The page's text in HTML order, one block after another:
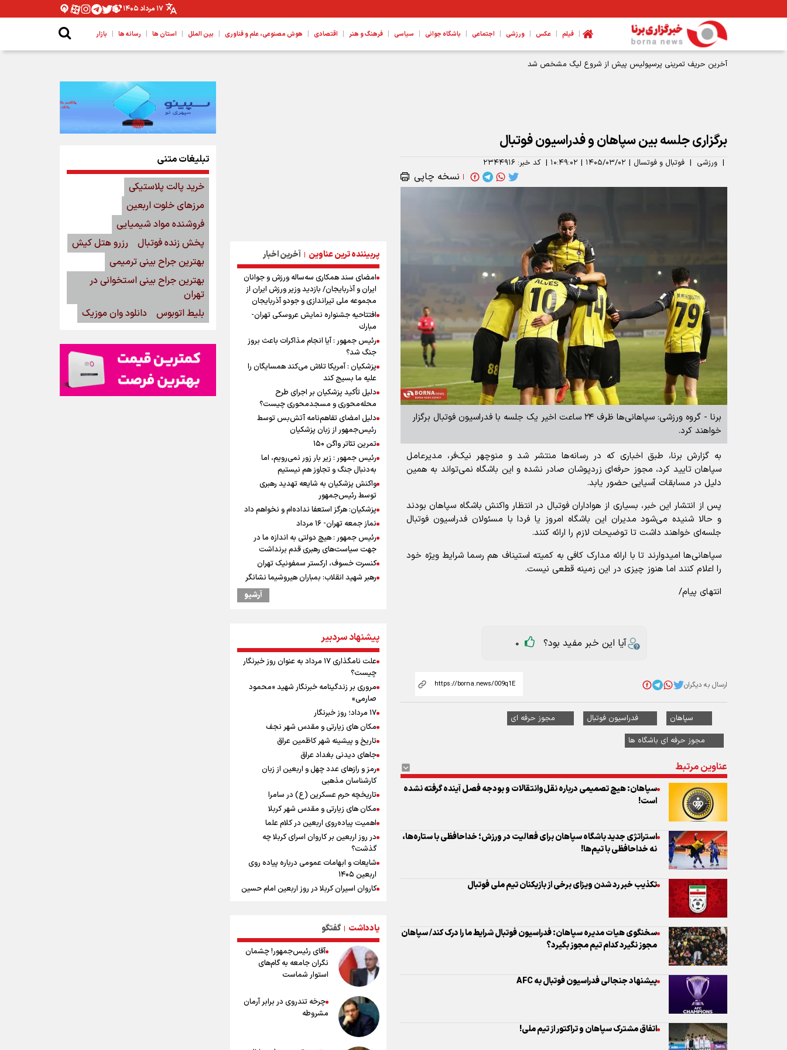
۱۷ مرداد ۱۴۰۵
| فیلم | عکس | ورزشی | اجتماعی | باشگاه جوانی | سیاسی | فرهنگ و هنر | اقتصادی | هوش مصنوعی، علم و فناوری | بین الملل | استان ها | رسانه ها | بازار
آخرین حریف تمرینی پرسپولیس پیش از شروع لیگ مشخص شد
برگزاری جلسه بین سپاهان و فدراسیون فوتبال
| ورزشی | فوتبال و فوتسال | ۱۴۰۵/۰۳/۰۲ | ۱۰:۴۹:۰۲ | کد خبر: ۲۳۴۴۹۱۶
| نسخه چاپی
برنا - گروه ورزشی: سپاهانی‌ها ظرف ۲۴ ساعت اخیر یک جلسه با فدراسیون فوتبال برگزار
خواهند کرد.
به گزارش برنا، طبق اخباری که در رسانه‌ها منتشر شد و منوچهر نیک‌فر، مدیرعامل
سپاهان تایید کرد، مجوز حرفه‌ای زردپوشان صادر نشده و این باشگاه نمی‌تواند به همین
دلیل در مسابقات آسیایی حضور یابد.
پس از انتشار این خبر، بسیاری از هواداران فوتبال در انتظار واکنش باشگاه سپاهان بودند
و حالا شنیده‌ می‌شود مدیران این باشگاه امروز یا فردا با مسئولان فدراسیون فوتبال
جلسه‌ای خواهند داشت تا توضیحات لازم را ارائه کنند.
سپاهانی‌ها امیدوارند تا با ارائه مدارک کافی به کمیته استیناف هم رسما شرایط ویژه خود
را اعلام کنند اما هنوز چیزی در این زمینه قطعی نیست.
انتهای پیام/
آیا این خبر مفید بود؟ 0
ارسال به دیگران
سپاهان فدراسیون فوتبال
مجوز حرفه ای
مجوز حرفه ای باشگاه ها
عناوین مرتبط
سپاهان: هیچ تصمیمی درباره نقل‌وانتقالات و بودجه فصل آینده گرفته نشده
است!
استراتژی جدید باشگاه سپاهان برای فعالیت در ورزش؛ خداحافظی با ستاره‌ها،
نه خداحافظی با تیم‌ها!
تکذیب خبر رد شدن ویزای برخی از بازیکنان تیم ملی فوتبال
سخنگوی هیات مدیره سپاهان: فدراسیون فوتبال شرایط ما را درک کند/ سپاهان
مجوز نگیرد کدام تیم مجوز بگیرد؟
پیشنهاد جنجالی فدراسیون فوتبال به AFC
اتفاق مشترک سپاهان و تراکتور از تیم ملی!
پربیننده ترین عناوین | آخرین اخبار
امضای سند همکاری سه‌ساله ورزش و جوانان
ایران و آذربایجان/ بازدید وزیر ورزش ایران از
مجموعه ملی تیراندازی و جودو آذربایجان
افتتاحیه جشنواره نمايش عروسكى تهران-
مبارك
رئیس جمهور : آیا انجام مذاکرات باعث بروز
جنگ شد؟
پزشکیان : آمریکا تلاش می‌کند همسایگان را
علیه ما بسیج کند
دلیل تأکید پزشکیان بر اجرای طرح
محله‌محوری و مسجدمحوری چیست؟
دلیل امضای تفاهم‌نامه آتش‌بس توسط
رئیس‌جمهور از زبان پزشکیان
تمرین تئاتر واگن ۱۵۰
رئیس جمهور : زیر بار زور نمی‌رویم، اما
به‌دنبال جنگ و تجاوز هم نیستیم
واکنش پزشکیان به شایعه تهدید رهبری
توسط رئیس‌جمهور
پزشکیان: هرگز استعفا نداده‌ام و نخواهم داد
نماز جمعه تهران- ۱۶ مرداد
رئیس جمهور : هیچ دولتی به اندازه ما در
جهت سیاست‌های رهبری قدم برنداشت
کنسرت خسوف، ارکستر سمفونیک تهران
رهبر شهید انقلاب: بمباران هیروشیما نشانگر
ترامپ انگشت تهدید را به سمت سوئیس
پالایشگاه نفت اسلواکی منفجر شد
میان صعود و سقوط
وزیر ورزش و جوانان ایران از مرکز ملی جودوی
جمهوری آذربایجان بازدید کرد
موسی جنپو، بازیکن فصل گذشته استقلال به
پانتولیکوس یونان پیوست
بازدید وزیر ورزش ایران از مجموعه ملی
تیراندازی باکو یکی از مجهزترین مراکز
تیراندازی منطقه
افزایش تعداد قربانیان تیراندازی در مدرسه
تایلندی
ورزشکاران سنگنوردی
یمن، ایستاده در برابر تحریم و تجاوز
کیلوگرم : امیدوارم با خوشرنگ‌ترین مدال‌ها به
ایران برگردیم
آرشیو
پیشنهاد سردبیر
علت نامگذاری ۱۷ مرداد به عنوان روز خبرنگار
چیست؟
مروری بر زندگینامه خبرنگار شهید «محمود
صارمی»
۱۷ مرداد؛ روز خبرنگار
مکان های زیارتی و مقدس شهر نجف
تاریخ و پیشینه شهر کاظمین عراق
جاهای دیدنی بغداد عراق
رمز و رازهای عدد چهل و اربعین از زبان
کارشناسان مذهبی
تاریخچه حرم عسکرین (ع) در سامرا
مکان های زیارتی و مقدس شهر کربلا
اهمیت پیاده‌روی اربعین در کلام علما
در روز اربعین بر کاروان اسرای کربلا چه
گذشت؟
شایعات و ابهامات عمومی درباره پیاده روی
اربعین ۱۴۰۵
کاروان اسیران کربلا در روز اربعین امام حسین
زیارت اربعین
وجه تسمیه و علت نامگذاری شهر کاظمین
وجه تسمیه و علت نامگذاری شهر نجف
راهنمای کامل درباره مسیر پیاده روی اربعین
از طریق العلماء
وجه تسمیه و علت نامگذاری شهر سامرا
وجه تسمیه و علت نامگذاری شهر کربلا
بهترین موکب‌های ایرانی در پیاده روی اربعین
۱۴۰۵
یادداشت | گفتگو
آقای رئیس‌جمهور! چشمان
نگران جامعه به گام‌های
استوار شماست
چرخه تندروی در برابر آرمان
مشروطه
تبلیغات متنی
خرید پالت پلاستیکی
مرزهای خلوت اربعین
فروشنده مواد شیمیایی
پخش زنده فوتبال
رزرو هتل کیش
بهترین جراح بینی ترمیمی
بهترین جراح بینی استخوانی در
تهران
بلیط اتوبوس
دانلود وان موزیک